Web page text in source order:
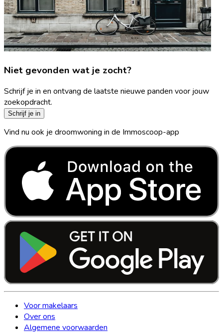
Niet gevonden wat je zocht?
Schrijf je in en ontvang de laatste nieuwe panden voor jouw
zoekopdracht.
Schrijf je in
Vind nu ook je droomwoning in de Immoscoop-app
Voor makelaars
Over ons
Algemene voorwaarden